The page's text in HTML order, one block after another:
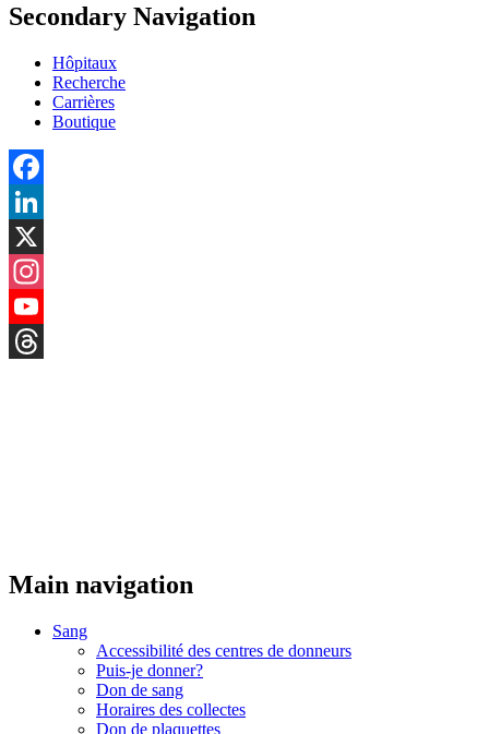
Secondary Navigation
Hôpitaux
Recherche
Carrières
Boutique
Facebook
LinkedIn
X
Instagram
YouTube
Main navigation
Sang
Accessibilité des centres de donneurs
Puis-je donner?
Don de sang
Horaires des collectes
Don de plaquettes